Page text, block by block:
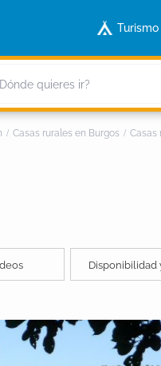
Casas rurales en Burgos Casas
Disponibilidad